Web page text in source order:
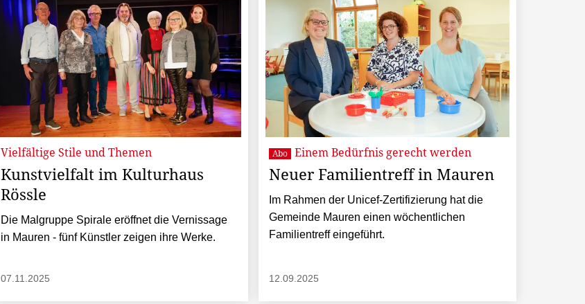
Vielfältige Stile und Themen
Kunstvielfalt im Kulturhaus
Rössle
Die Malgruppe Spirale eröffnet die Vernissage
in Mauren - fünf Künstler zeigen ihre Werke.
07.11.2025
Abo Einem Bedürfnis gerecht werden
Neuer Familientreff in Mauren
Im Rahmen der Unicef-Zertifizierung hat die
Gemeinde Mauren einen wöchentlichen
Familientreff eingeführt.
12.09.2025